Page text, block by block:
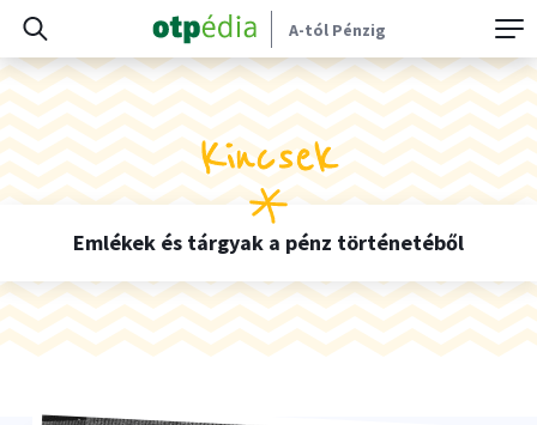
A-tól Pénzig
Kincsek
Emlékek és tárgyak a pénz történetéből